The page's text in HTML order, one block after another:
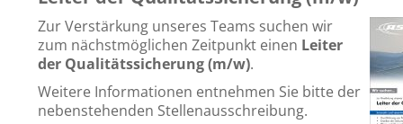
Zur Verstärkung unseres Teams suchen wir
zum nächstmöglichen Zeitpunkt einen Leiter
der Qualitätssicherung (m/w).
Weitere Informationen entnehmen Sie bitte der
nebenstehenden Stellenausschreibung.